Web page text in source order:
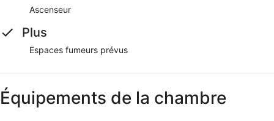
Ascenseur
Plus
Espaces fumeurs prévus
Équipements de la chambre